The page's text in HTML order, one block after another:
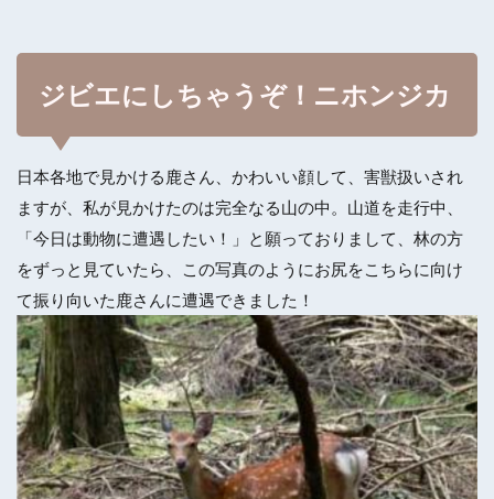
ジビエにしちゃうぞ！ニホンジカ
日本各地で見かける鹿さん、かわいい顔して、害獣扱いされ
ますが、私が見かけたのは完全なる山の中。山道を走行中、
「今日は動物に遭遇したい！」と願っておりまして、林の方
をずっと見ていたら、この写真のようにお尻をこちらに向け
て振り向いた鹿さんに遭遇できました！